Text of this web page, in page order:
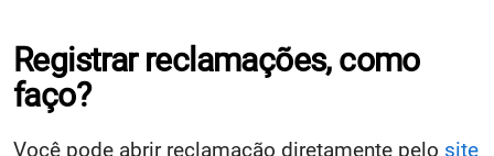
Registrar reclamações, como
faço?
Você pode abrir reclamação diretamente pelo site